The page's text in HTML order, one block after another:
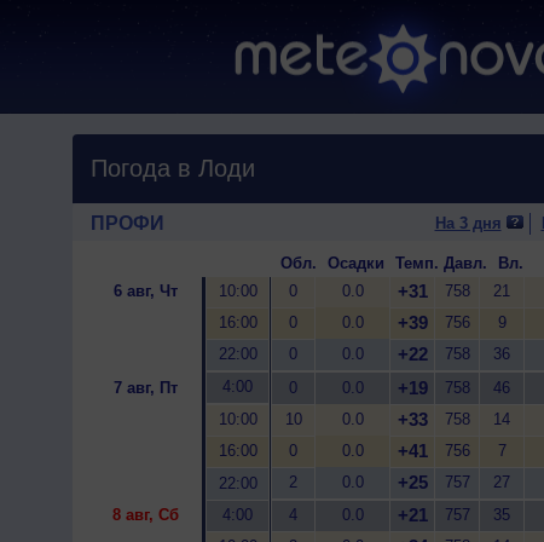
Погода в Лоди
ПРОФИ На 3 дня
Обл. Осадки Темп. Давл. Вл.
6 авг, Чт
10:00 0 0.0 +31 758 21
16:00
0 0.0 +39 756 9
22:00
0 0.0 +22 758 36
7 авг, Пт
4:00 0 0.0 +19 758 46
10:00
10 0.0 +33 758 14
16:00
0 0.0 +41 756 7
22:00
2 0.0 +25 757 27
8 авг, Сб
4:00 4 0.0 +21 757 35